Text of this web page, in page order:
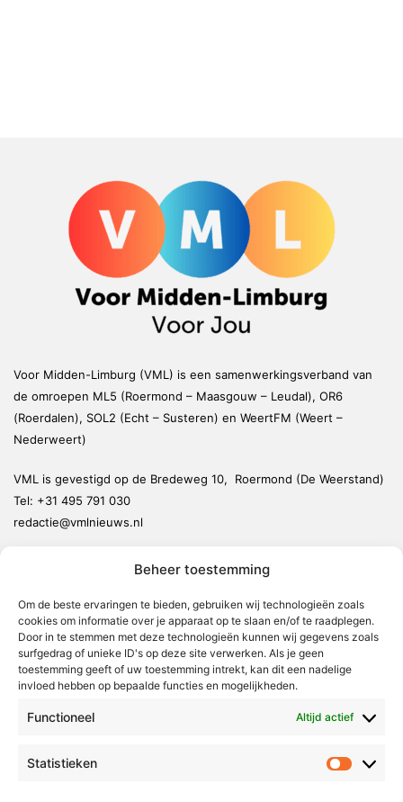
Beheer toestemming
Om de beste ervaringen te bieden, gebruiken wij technologieën zoals
cookies om informatie over je apparaat op te slaan en/of te raadplegen.
Door in te stemmen met deze technologieën kunnen wij gegevens zoals
surfgedrag of unieke ID's op deze site verwerken. Als je geen
toestemming geeft of uw toestemming intrekt, kan dit een nadelige
invloed hebben op bepaalde functies en mogelijkheden.
Functioneel Altijd actief
Statistieken
Voor Midden-Limburg (VML) is een samenwerkingsverband van
de omroepen ML5 (Roermond – Maasgouw – Leudal), OR6
(Roerdalen), SOL2 (Echt – Susteren) en WeertFM (Weert –
Nederweert)
VML is gevestigd op de Bredeweg 10, Roermond (De Weerstand)
Tel: +31 495 791 030
redactie@vmlnieuws.nl
Leudal
Maasgouw
Echt-Susteren